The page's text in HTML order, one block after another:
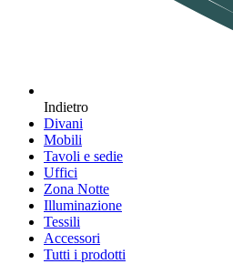
Indietro
Divani
Mobili
Tavoli e sedie
Uffici
Zona Notte
Illuminazione
Tessili
Accessori
Tutti i prodotti